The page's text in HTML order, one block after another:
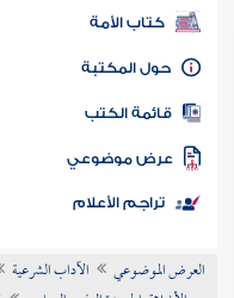
كتب PDF
كتاب الأمة
المكتبة
الكتب
موضوعي
تراجم الأعلام
العرض الموضوعي الآداب الشرعية